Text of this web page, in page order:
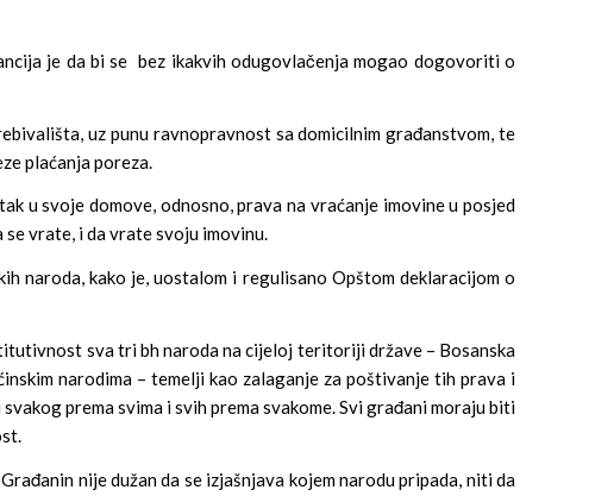
je da bi se bez ikakvih odugovlačenja mogao dogovoriti o
uz punu ravnopravnost sa domicilnim građanstvom, te
plaćanja poreza.
u svoje domove, odnosno, prava na vraćanje imovine u posjed
se vrate, i da vrate svoju imovinu.
naroda, kako je, uostalom i regulisano Opštom deklaracijom o
sva tri bh naroda na cijeloj teritoriji države – Bosanska
narodima – temelji kao zalaganje za poštivanje tih prava i
prema svima i svih prema svakome. Svi građani moraju biti
nije dužan da se izjašnjava kojem narodu pripada, niti da